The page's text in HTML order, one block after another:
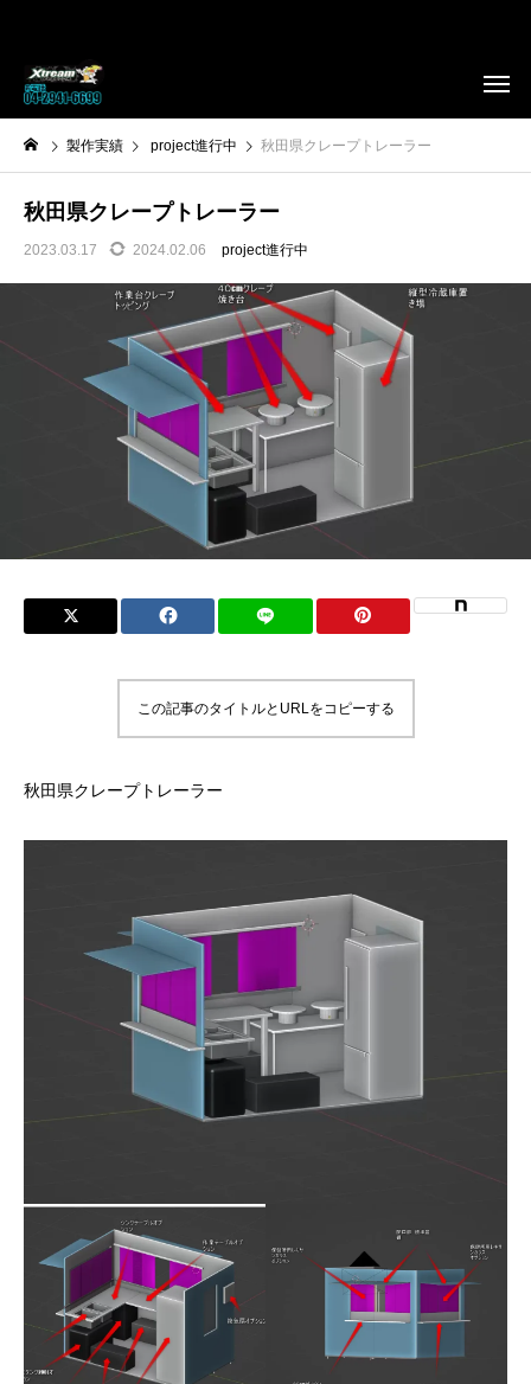
製作実績 project進行中 秋田県クレープトレーラー
秋田県クレープトレーラー
2023.03.17 2024.02.06 project進行中
この記事のタイトルとURLをコピーする
秋田県クレープトレーラー